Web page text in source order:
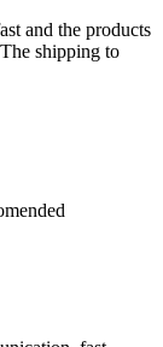
and the products
shipping to